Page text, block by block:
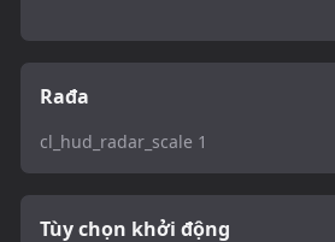
Rađa
cl_hud_radar_scale 1
Tùy chọn khởi động